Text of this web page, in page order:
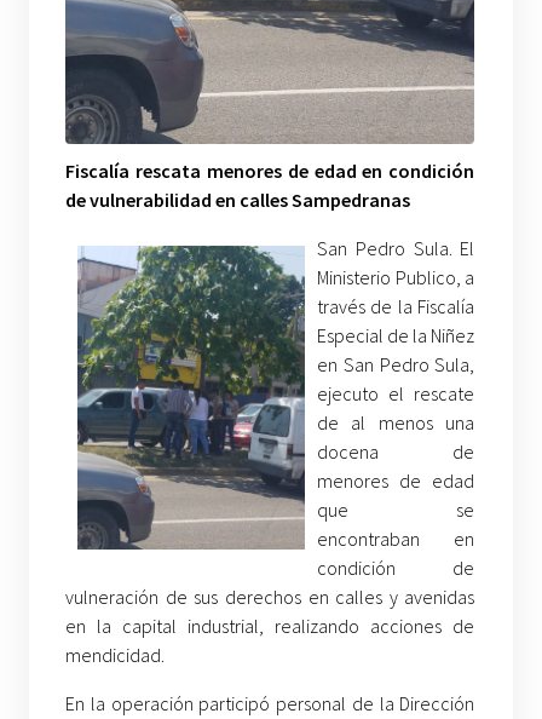
Fiscalía rescata menores de edad en condición
de vulnerabilidad en calles Sampedranas
San Pedro Sula. El
Ministerio Publico, a
través de la Fiscalía
Especial de la Niñez
en San Pedro Sula,
ejecuto el rescate
de al menos una
docena de
menores de edad
que se
encontraban en
condición de
vulneración de sus derechos en calles y avenidas
en la capital industrial, realizando acciones de
mendicidad.
En la operación participó personal de la Dirección